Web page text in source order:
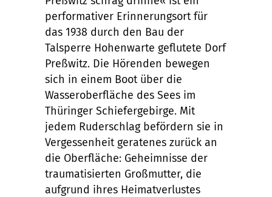
performativer Erinnerungsort für
das 1938 durch den Bau der
Talsperre Hohenwarte geflutete Dorf
Preßwitz. Die Hörenden bewegen
sich in einem Boot über die
Wasseroberfläche des Sees im
Thüringer Schiefergebirge. Mit
jedem Ruderschlag befördern sie in
Vergessenheit geratenes zurück an
die Oberfläche: Geheimnisse der
traumatisierten Großmutter, die
aufgrund ihres Heimatverlustes